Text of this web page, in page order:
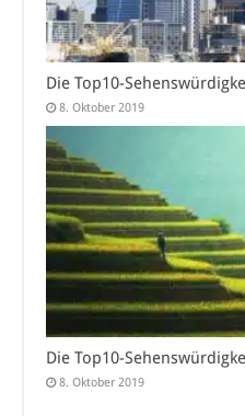
Die Top10-
8. Oktober 2019
Die Top10-
8. Oktober 2019